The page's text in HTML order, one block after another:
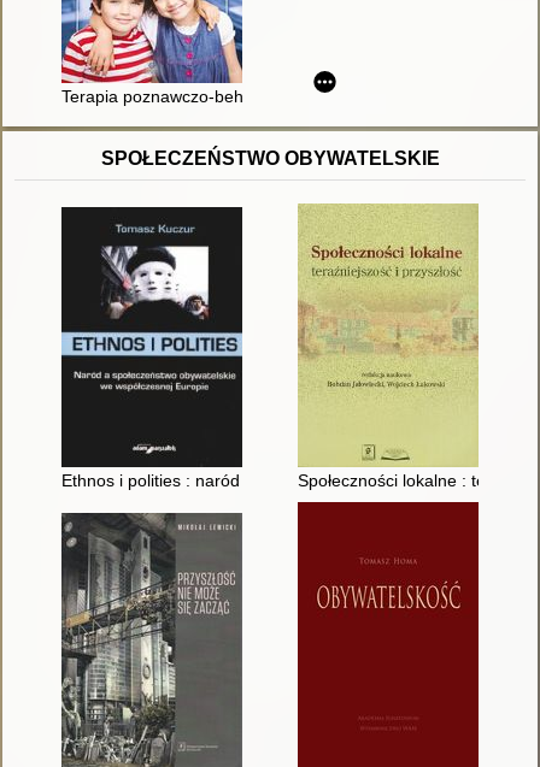
Terapia poznawczo-behawioralna dla dzieci i młodzieży z
SPOŁECZEŃSTWO OBYWATELSKIE
Ethnos i polities : naród a społeczeństwo obywatelskie we
Społeczności lokalne :